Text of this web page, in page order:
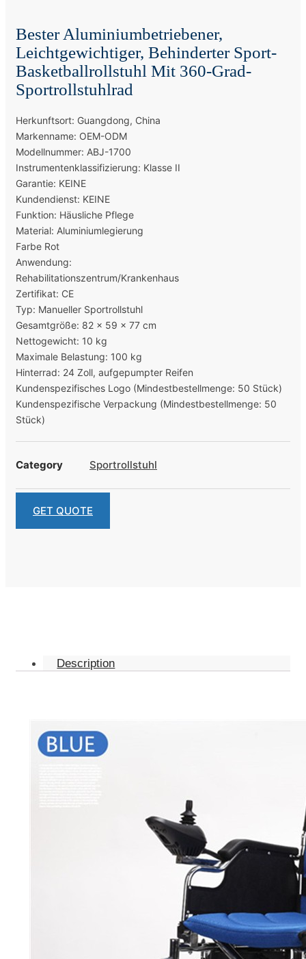
Bester Aluminiumbetriebener,
Leichtgewichtiger, Behinderter Sport-
Basketballrollstuhl Mit 360-Grad-
Sportrollstuhlrad
Herkunftsort: Guangdong, China
Markenname: OEM-ODM
Modellnummer: ABJ-1700
Instrumentenklassifizierung: Klasse II
Garantie: KEINE
Kundendienst: KEINE
Funktion: Häusliche Pflege
Material: Aluminiumlegierung
Farbe Rot
Anwendung:
Rehabilitationszentrum/Krankenhaus
Zertifikat: CE
Typ: Manueller Sportrollstuhl
Gesamtgröße: 82 x 59 x 77 cm
Nettogewicht: 10 kg
Maximale Belastung: 100 kg
Hinterrad: 24 Zoll, aufgepumpter Reifen
Kundenspezifisches Logo (Mindestbestellmenge: 50 Stück)
Kundenspezifische Verpackung (Mindestbestellmenge: 50
Stück)
Category Sportrollstuhl
GET QUOTE
Description